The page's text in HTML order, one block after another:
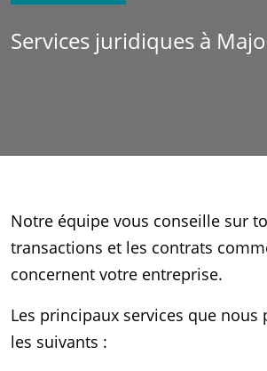
Services juridiques à
Notre équipe vous conseille sur
transactions et les contrats
concernent votre entreprise.
Les principaux services que
les suivants :